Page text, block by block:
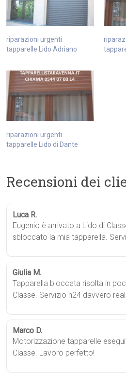
riparazioni urgenti
tapparelle Lido Adriano
riparazioni urgenti
tapparelle Lido di Dante
Recensioni dei
Luca R.
Eugenio è arrivato a Lido di
sbloccato la mia tapparella.
Giulia M.
Tapparella bloccata risolta in
Classe. Servizio h24 davvero
Marco D.
Motorizzazione tapparelle
Classe. Lavoro perfetto!